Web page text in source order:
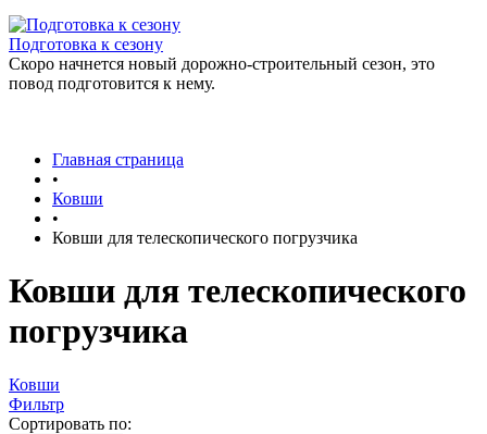
Подготовка к сезону
Скоро начнется новый дорожно-строительный сезон, это
повод подготовится к нему.
Главная страница
•
Ковши
•
Ковши для телескопического погрузчика
Ковши для телескопического
погрузчика
Ковши
Фильтр
Сортировать по: